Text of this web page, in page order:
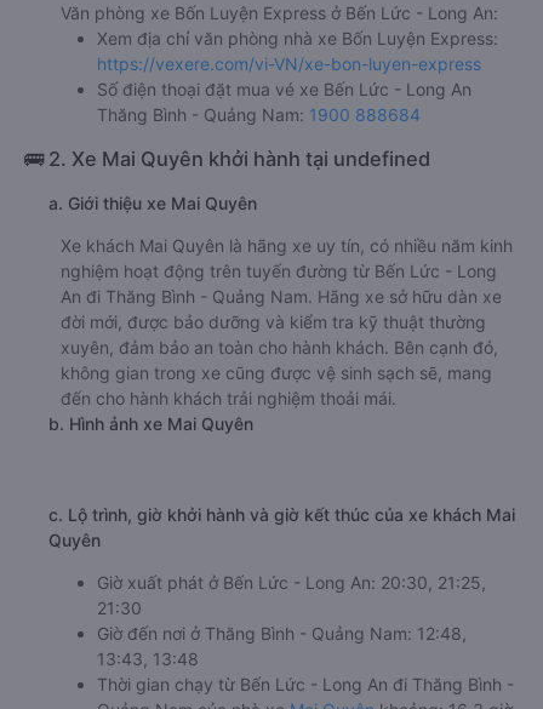
Văn phòng xe Bốn Luyện Express ở Bến Lức - Long An:
Xem địa chỉ văn phòng nhà xe Bốn Luyện Express:
https://vexere.com/vi-VN/xe-bon-luyen-express
Số điện thoại đặt mua vé xe Bến Lức - Long An
Thăng Bình - Quảng Nam: 1900 888684
🚌 2. Xe Mai Quyên khởi hành tại undefined
a. Giới thiệu xe Mai Quyên
Xe khách Mai Quyên là hãng xe uy tín, có nhiều năm kinh
nghiệm hoạt động trên tuyến đường từ Bến Lức - Long
An đi Thăng Bình - Quảng Nam. Hãng xe sở hữu dàn xe
đời mới, được bảo dưỡng và kiểm tra kỹ thuật thường
xuyên, đảm bảo an toàn cho hành khách. Bên cạnh đó,
không gian trong xe cũng được vệ sinh sạch sẽ, mang
đến cho hành khách trải nghiệm thoải mái.
b. Hình ảnh xe Mai Quyên